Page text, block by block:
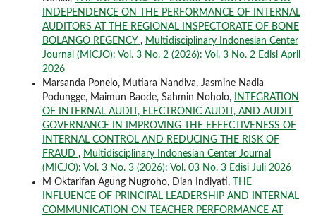
INDEPENDENCE ON THE PERFORMANCE OF INTERNAL
AUDITORS AT THE REGIONAL INSPECTORATE OF BONE
BOLANGO REGENCY , Multidisciplinary Indonesian Center
Journal (MICJO): Vol. 3 No. 2 (2026): Vol. 3 No. 2 Edisi April
2026
Marsanda Ponelo, Mutiara Nandiva, Jasmine Nadia
Podungge, Maimun Baode, Sahmin Noholo,
INTEGRATION
OF INTERNAL AUDIT, ELECTRONIC AUDIT, AND AUDIT
GOVERNANCE IN IMPROVING THE EFFECTIVENESS OF
INTERNAL CONTROL AND REDUCING THE RISK OF
FRAUD , Multidisciplinary Indonesian Center Journal
(MICJO): Vol. 3 No. 3 (2026): Vol. 03 No. 3 Edisi Juli 2026
M Oktarifan Agung Nugroho, Dian Indiyati,
THE
INFLUENCE OF PRINCIPAL LEADERSHIP AND INTERNAL
COMMUNICATION ON TEACHER PERFORMANCE AT